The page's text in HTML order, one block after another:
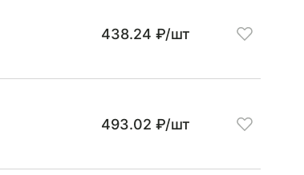
438.24 ₽/шт
493.02 ₽/шт